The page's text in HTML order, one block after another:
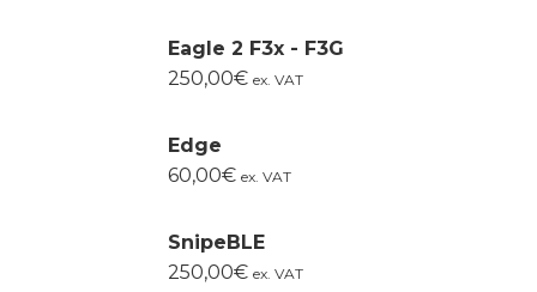
Eagle 2 F3x - F3G
250,00€ ex. VAT
Edge
60,00€ ex. VAT
SnipeBLE
250,00€ ex. VAT